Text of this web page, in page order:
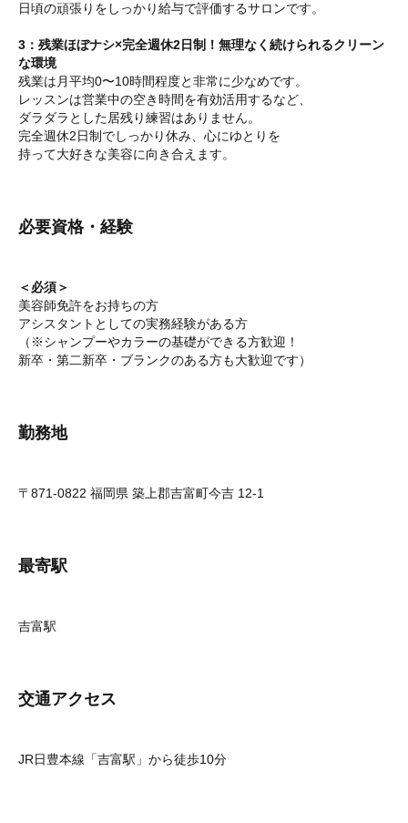
日頃の頑張りをしっかり給与で評価するサロンです。
3：残業ほぼナシ×完全週休2日制！無理なく続けられるクリーン
な環境
残業は月平均0〜10時間程度と非常に少なめです。
レッスンは営業中の空き時間を有効活用するなど、
ダラダラとした居残り練習はありません。
完全週休2日制でしっかり休み、心にゆとりを
持って大好きな美容に向き合えます。
必要資格・経験
＜必須＞
美容師免許をお持ちの方
アシスタントとしての実務経験がある方
（※シャンプーやカラーの基礎ができる方歓迎！
新卒・第二新卒・ブランクのある方も大歓迎です）
勤務地
〒871-0822 福岡県 築上郡吉富町今吉 12-1
最寄駅
吉富駅
交通アクセス
JR日豊本線「吉富駅」から徒歩10分